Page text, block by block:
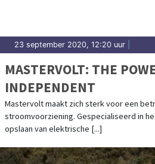
23 september 2020, 12:20 uur
MASTERVOLT: THE
INDEPENDENT
Mastervolt maakt zich sterk voor een
stroomvoorziening. Gespecialiseerd in
opslaan van elektrische [...]